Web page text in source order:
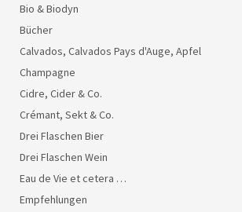
Bio & Biodyn
Bücher
Calvados, Calvados Pays d'Auge, Apfel
Champagne
Cidre, Cider & Co.
Crémant, Sekt & Co.
Drei Flaschen Bier
Drei Flaschen Wein
Eau de Vie et cetera …
Empfehlungen